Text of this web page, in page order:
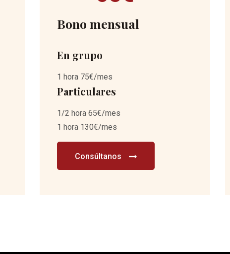
Bono mensual
En grupo
1 hora 75€/mes
Particulares
1/2 hora 65€/mes
1 hora 130€/mes
Consúltanos